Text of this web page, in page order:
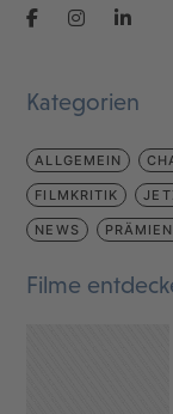
Kategorien
ALLGEMEIN
FILMKRITIK
NEWS
Filme